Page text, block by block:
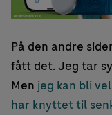
På den andre
fått det. Jeg tar
Men jeg kan bli
har knyttet til